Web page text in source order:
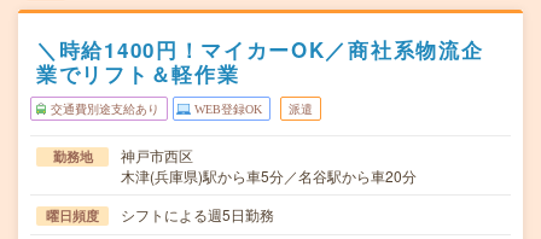
＼時給1400円！マイカーOK／商社系物流企
業でリフト＆軽作業
交通費別途支給あり WEB登録OK 派遣
勤務地
神戸市西区
木津(兵庫県)駅から車5分／名谷駅から車20分
曜日頻度 シフトによる週5日勤務